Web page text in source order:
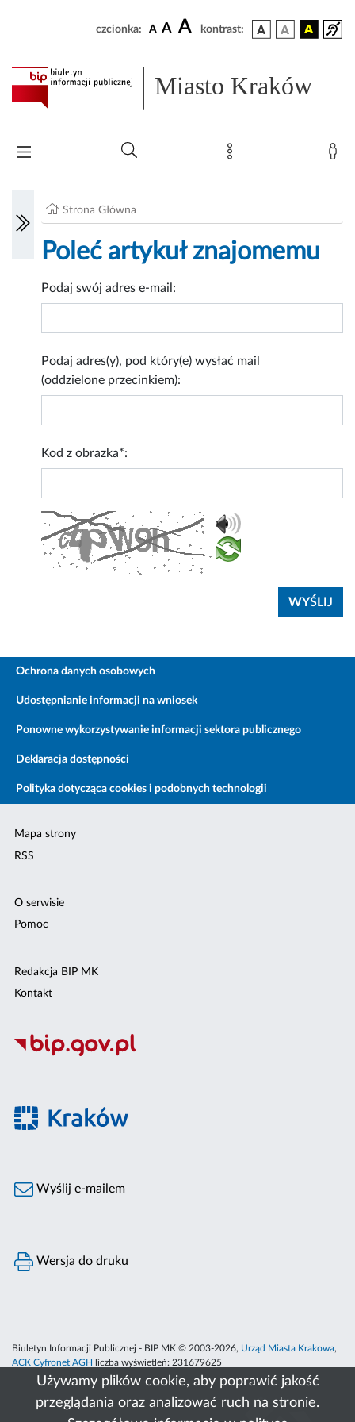
Używamy plików cookie, aby poprawić jakość
przeglądania oraz analizować ruch na stronie.
czcionka: A A A kontrast:
Miasto Kraków
Strona Główna
Poleć artykuł znajomemu
Podaj swój adres e-mail:
Podaj adres(y), pod który(e) wysłać mail
(oddzielone przecinkiem):
Kod z obrazka*:
Ochrona danych osobowych
Udostępnianie informacji na wniosek
Ponowne wykorzystywanie informacji sektora publicznego
Deklaracja dostępności
Polityka dotycząca cookies i podobnych technologii
Mapa strony
RSS
O serwisie
Pomoc
Redakcja BIP MK
Kontakt
Wyślij e-mailem
Wersja do druku
Biuletyn Informacji Publicznej - BIP MK © 2003-2026, Urząd Miasta Krakowa,
ACK Cyfronet AGH
liczba wyświetleń: 231679625